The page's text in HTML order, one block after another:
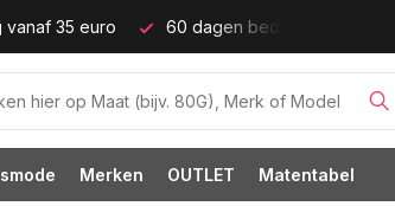
vanaf 35 euro 60 dagen bedenktijd!
Merken OUTLET Matentabel